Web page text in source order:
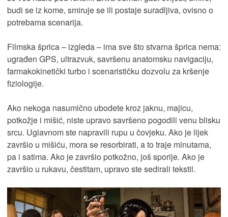
budi se iz kome, smiruje se ili postaje suradljiva, ovisno o
potrebama scenarija.
Filmska šprica – izgleda – ima sve što stvarna šprica nema:
ugrađen GPS, ultrazvuk, savršenu anatomsku navigaciju,
farmakokinetički turbo i scenarističku dozvolu za kršenje
fiziologije.
Ako nekoga nasumično ubodete kroz jaknu, majicu,
potkožje i mišić, niste upravo savršeno pogodili venu blisku
srcu. Uglavnom ste napravili rupu u čovjeku. Ako je lijek
završio u mišiću, mora se resorbirati, a to traje minutama,
pa i satima. Ako je završio potkožno, još sporije. Ako je
završio u rukavu, čestitam, upravo ste sedirali tekstil.